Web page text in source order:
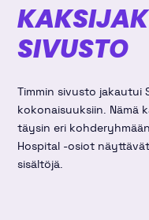
SIVUSTO
Timmin sivusto jakautui
kokonaisuuksiin. Nämä
täysin eri
Hospital -osiot
sisältöjä.